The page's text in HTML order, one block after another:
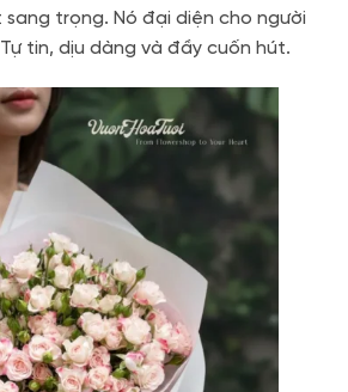
trọng. Nó đại diện cho người
tin, dịu dàng và đầy cuốn hút.